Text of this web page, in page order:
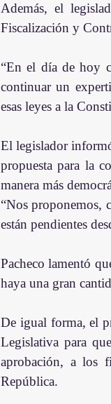
Además, el
Fiscalización y
“En el día de hoy
continuar un
esas leyes a la
El legislador
propuesta para la
manera más
“Nos proponemos,
están pendientes
Pacheco lamentó
haya una gran
De igual forma, el
Legislativa para
aprobación, a los
República.